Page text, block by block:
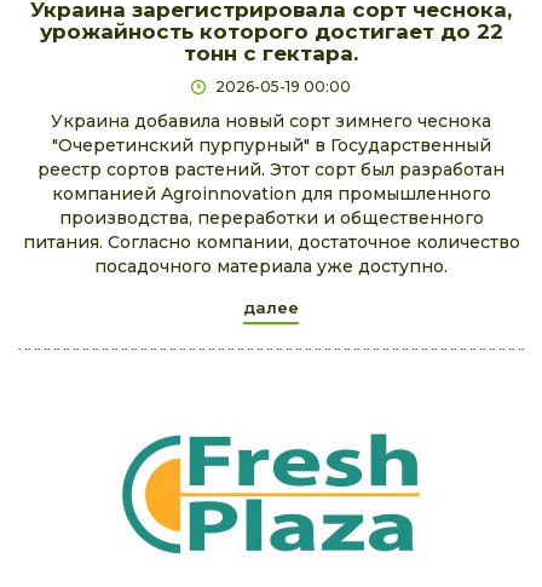
Украина зарегистрировала сорт чеснока,
урожайность которого достигает до 22
тонн с гектара.
2026-05-19 00:00
Украина добавила новый сорт зимнего чеснока
"Очеретинский пурпурный" в Государственный
реестр сортов растений. Этот сорт был разработан
компанией Agroinnovation для промышленного
производства, переработки и общественного
питания. Согласно компании, достаточное количество
посадочного материала уже доступно.
далее